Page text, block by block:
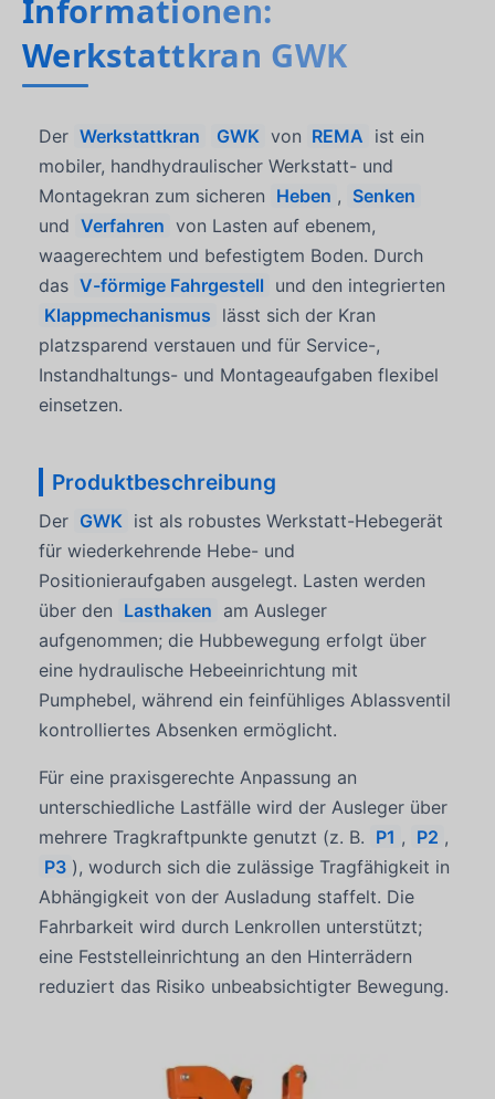
Informationen:
Werkstattkran GWK
Der Werkstattkran GWK von REMA ist ein
mobiler, handhydraulischer Werkstatt- und
Montagekran zum sicheren Heben , Senken
und Verfahren von Lasten auf ebenem,
waagerechtem und befestigtem Boden. Durch
das V-förmige Fahrgestell und den integrierten
Klappmechanismus lässt sich der Kran
platzsparend verstauen und für Service-,
Instandhaltungs- und Montageaufgaben flexibel
einsetzen.
Produktbeschreibung
Der GWK ist als robustes Werkstatt-Hebegerät
für wiederkehrende Hebe- und
Positionieraufgaben ausgelegt. Lasten werden
über den Lasthaken am Ausleger
aufgenommen; die Hubbewegung erfolgt über
eine hydraulische Hebeeinrichtung mit
Pumphebel, während ein feinfühliges Ablassventil
kontrolliertes Absenken ermöglicht.
Für eine praxisgerechte Anpassung an
unterschiedliche Lastfälle wird der Ausleger über
mehrere Tragkraftpunkte genutzt (z. B. P1 , P2 ,
P3 ), wodurch sich die zulässige Tragfähigkeit in
Abhängigkeit von der Ausladung staffelt. Die
Fahrbarkeit wird durch Lenkrollen unterstützt;
eine Feststelleinrichtung an den Hinterrädern
reduziert das Risiko unbeabsichtigter Bewegung.